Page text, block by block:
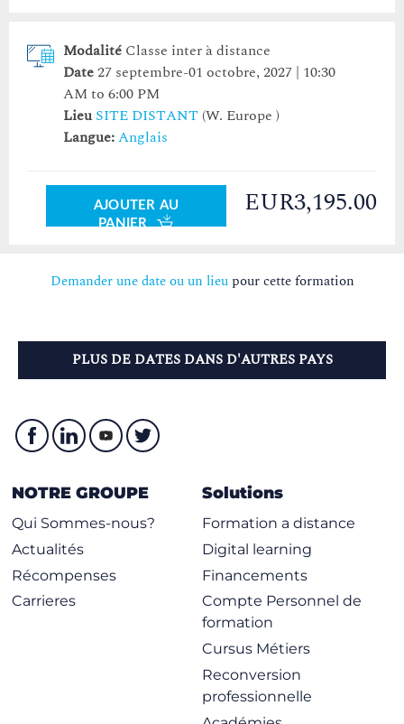
Modalité Classe inter à distance
Date27 septembre-01 octobre, 2027 | 10:30
AM to 6:00 PM
Lieu SITE DISTANT (W. Europe )
Langue:Anglais
AJOUTER AU
PANIER
EUR3,195.00
Demander une date ou un lieupour cette formation
PLUS DE DATES DANS D'AUTRES PAYS
NOTRE GROUPE
Qui Sommes-nous?
Actualités
Récompenses
Carrieres
Solutions
Formation a distance
Digital learning
Financements
Compte Personnel de
formation
Cursus Métiers
Reconversion
professionnelle